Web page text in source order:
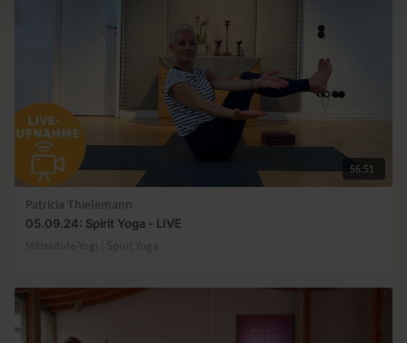
56:51
Patricia Thielemann
05.09.24: Spirit Yoga - LIVE
Mittelstufe-Yogi | Spirit Yoga